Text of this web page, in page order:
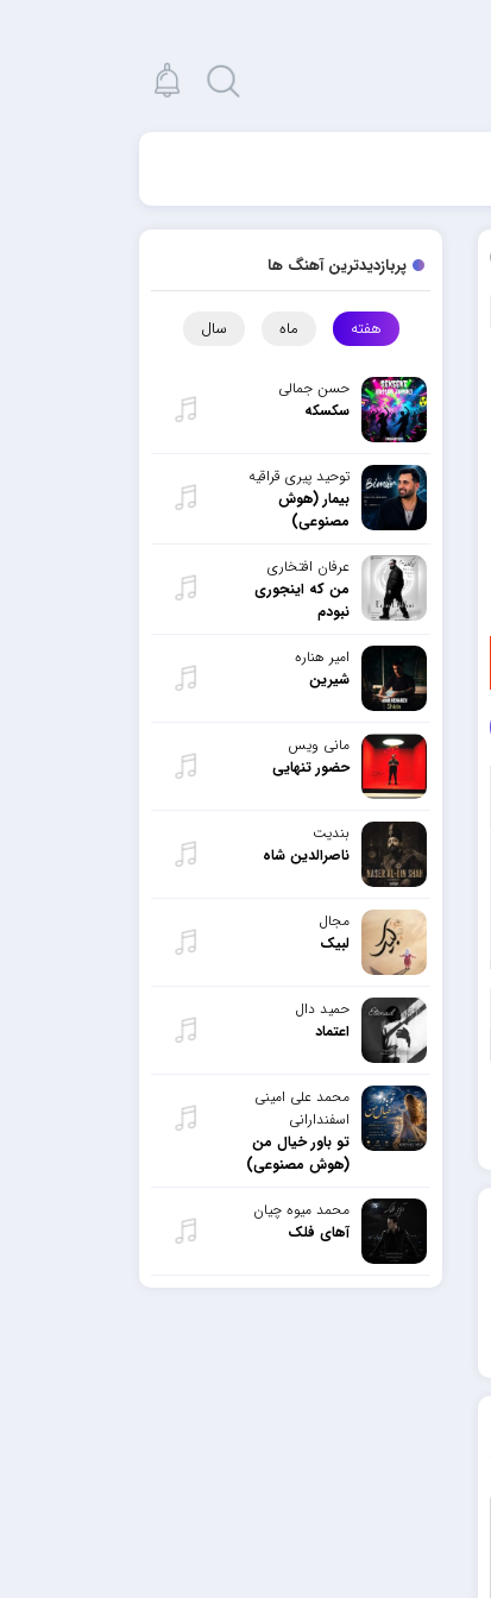
پربازدیدترین آهنگ ها
هفته ماه سال
حسن جمالی
سکسکه
توحید پیری قراقیه
بیمار (هوش
مصنوعی)
عرفان افتخاری
من که اینجوری
نبودم
امیر هناره
شیرین
مانی ویس
حضور تنهایی
بندیت
ناصرالدین شاه
مجال
لبیک
حمید دال
اعتماد
محمد علی امینی
اسفندارانی
تو باور خیال من
(هوش مصنوعی)
محمد میوه چیان
آهای فلک